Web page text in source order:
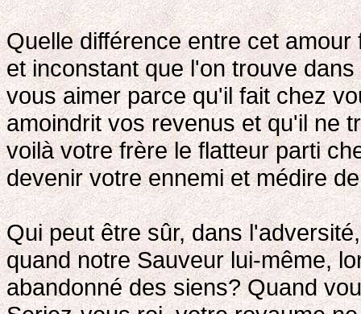
Quelle différence entre cet
et inconstant que l'on trouve
vous aimer parce qu'il fait chez
amoindrit vos revenus et qu'il ne
voilà votre frère le flatteur parti
devenir votre ennemi et médire
Qui peut être sûr, dans
quand notre Sauveur lui-même,
abandonné des siens? Quand